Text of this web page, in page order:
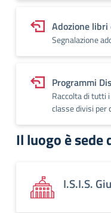
Adozione
Segnalazione
Programmi
Raccolta di tutti
classe divisi per
Il luogo è sede
I.S.I.S.